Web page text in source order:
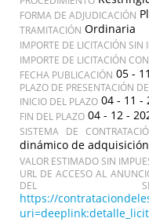
FORMA DE ADJUDICACIÓN
TRAMITACIÓN Ordinaria
IMPORTE DE LICITACIÓN SIN
IMPORTE DE LICITACIÓN
FECHA PUBLICACIÓN 05 -
PLAZO DE PRESENTACIÓN
INICIO DEL PLAZO 04 - 11 -
FIN DEL PLAZO 04 - 12 -
SISTEMA DE
dinámico de adquisición
VALOR ESTIMADO SIN
URL DE ACCESO AL
DEL
https://